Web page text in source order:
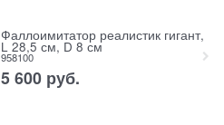
Фаллоимитатор реалистик гигант,
L 28,5 см, D 8 см
958100
5 600 руб.